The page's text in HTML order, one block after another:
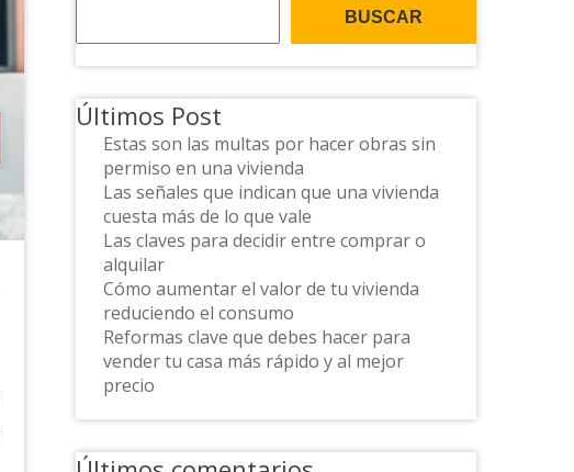
BUSCAR
Últimos Post
Estas son las multas por hacer obras sin
permiso en una vivienda
Las señales que indican que una vivienda
cuesta más de lo que vale
Las claves para decidir entre comprar o
alquilar
Cómo aumentar el valor de tu vivienda
reduciendo el consumo
Reformas clave que debes hacer para
vender tu casa más rápido y al mejor
precio